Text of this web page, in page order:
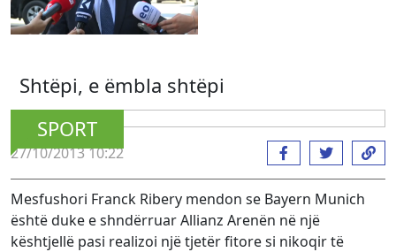
Shtëpi, e ëmbla shtëpi
SPORT
27/10/2013 10:22
Mesfushori Franck Ribery mendon se Bayern Munich
është duke e shndërruar Allianz Arenën në një
kështjellë pasi realizoi një tjetër fitore si nikoqir të